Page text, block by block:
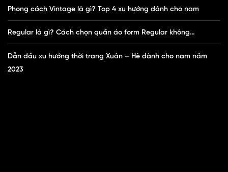
Phong cách Vintage là gì? Top 4 xu hướng dành cho nam
Regular là gì? Cách chọn quần áo form Regular không…
Dẫn đầu xu hướng thời trang Xuân – Hè dành cho nam năm
2023